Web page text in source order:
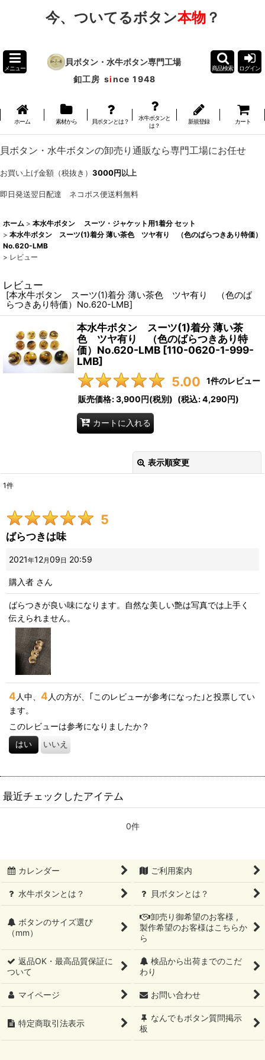
今、ついてるボタン本物？
メニュー
貝ボタン・水牛ボタン専門工場
釦工房 since 1948
商品検索 ログイン
ホーム 素材から 貝ボタンとは？
水牛ボタンと
は？
新規登録 カート
貝ボタン・水牛ボタンの卸売り通販なら専門工場にお任せ
お買い上げ金額（税抜き） 3000円以上
即日発送翌日配達 ネコポス便送料無料
ホーム > 本水牛ボタン スーツ・ジャケット用1着分 セット
> 本水牛ボタン スーツ(1)着分 薄い茶色 ツヤ有り （色のばらつきあり特価）
No.620-LMB
> レビュー
レビュー
[本水牛ボタン スーツ(1)着分 薄い茶色 ツヤ有り （色のば
らつきあり特価）No.620-LMB]
本水牛ボタン スーツ(1)着分 薄い茶
色 ツヤ有り （色のばらつきあり特
価）No.620-LMB [110-0620-1-999-
LMB]
5.00 1件のレビュー
販売価格:3,900円(税別) (税込:4,290円)
カートに入れる
表示順変更
期間:
画像 :
星の数 :
並び順 :
1件
5
ばらつきは味
2021年12月09日 20:59
購入者 さん
ばらつきが良い味になります。自然な美しい艶は写真では上手く
伝えられません。
4 人中、 4 人の方が、｢このレビューが参考になった｣と投票してい
ます。
このレビューは参考になりましたか？
はい いいえ
最近チェックしたアイテム
0件
カレンダー ご利用案内
水牛ボタンとは？ 貝ボタンとは？
ボタンのサイズ選び
（mm）
卸売り御希望のお客様 ,
製作希望のお客様はこちらか
ら
返品OK・最高品質保証に
ついて
検品から出荷までのこだ
わり
マイページ お問い合わせ
特定商取引法表示
なんでもボタン質問掲示
板